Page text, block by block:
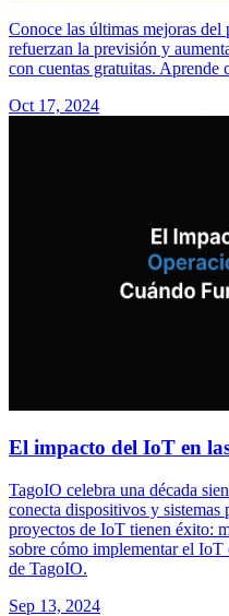
Conoce las últimas mejoras
refuerzan la previsión y
con cuentas gratuitas. Aprende
Oct 17, 2024
El impacto del IoT en
TagoIO celebra una década
conecta dispositivos y sistemas
proyectos de IoT tienen éxito:
sobre cómo implementar el
de TagoIO.
Sep 13, 2024